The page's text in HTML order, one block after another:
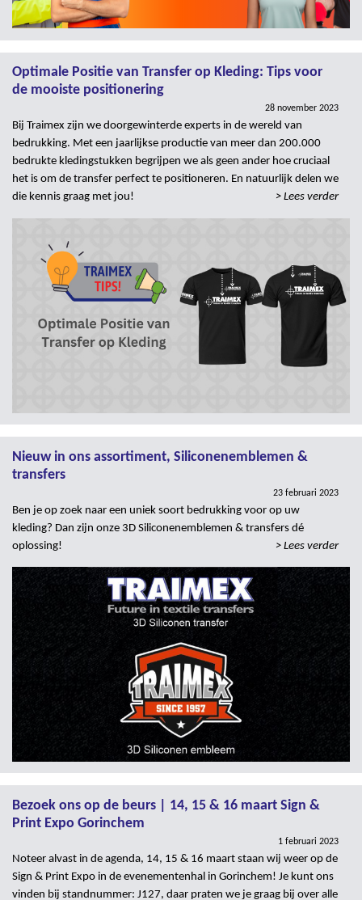
Optimale Positie van Transfer op Kleding: Tips voor
de mooiste positionering
28 november 2023
Bij Traimex zijn we doorgewinterde experts in de wereld van
bedrukking. Met een jaarlijkse productie van meer dan 200.000
bedrukte kledingstukken begrijpen we als geen ander hoe cruciaal
het is om de transfer perfect te positioneren. En natuurlijk delen we
die kennis graag met jou!
> Lees verder
Nieuw in ons assortiment, Siliconenemblemen &
transfers
23 februari 2023
Ben je op zoek naar een uniek soort bedrukking voor op uw
kleding? Dan zijn onze 3D Siliconenemblemen & transfers dé
oplossing!
> Lees verder
Bezoek ons op de beurs | 14, 15 & 16 maart Sign &
Print Expo Gorinchem
1 februari 2023
Noteer alvast in de agenda, 14, 15 & 16 maart staan wij weer op de
Sign & Print Expo in de evenementenhal in Gorinchem! Je kunt ons
vinden bij standnummer: J127, daar praten we je graag bij over alle